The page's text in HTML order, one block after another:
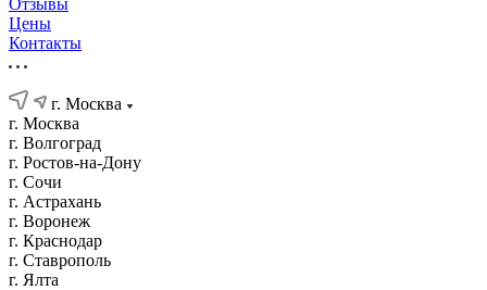
Отзывы
Цены
Контакты
г. Москва
г. Москва
г. Волгоград
г. Ростов-на-Дону
г. Сочи
г. Астрахань
г. Воронеж
г. Краснодар
г. Ставрополь
г. Ялта